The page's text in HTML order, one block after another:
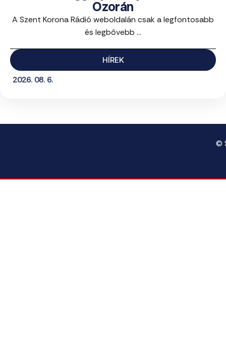
Ozorán
A Szent Korona Rádió weboldalán csak a legfontosabb
és legbővebb ...
HÍREK
2026. 08. 6.
©